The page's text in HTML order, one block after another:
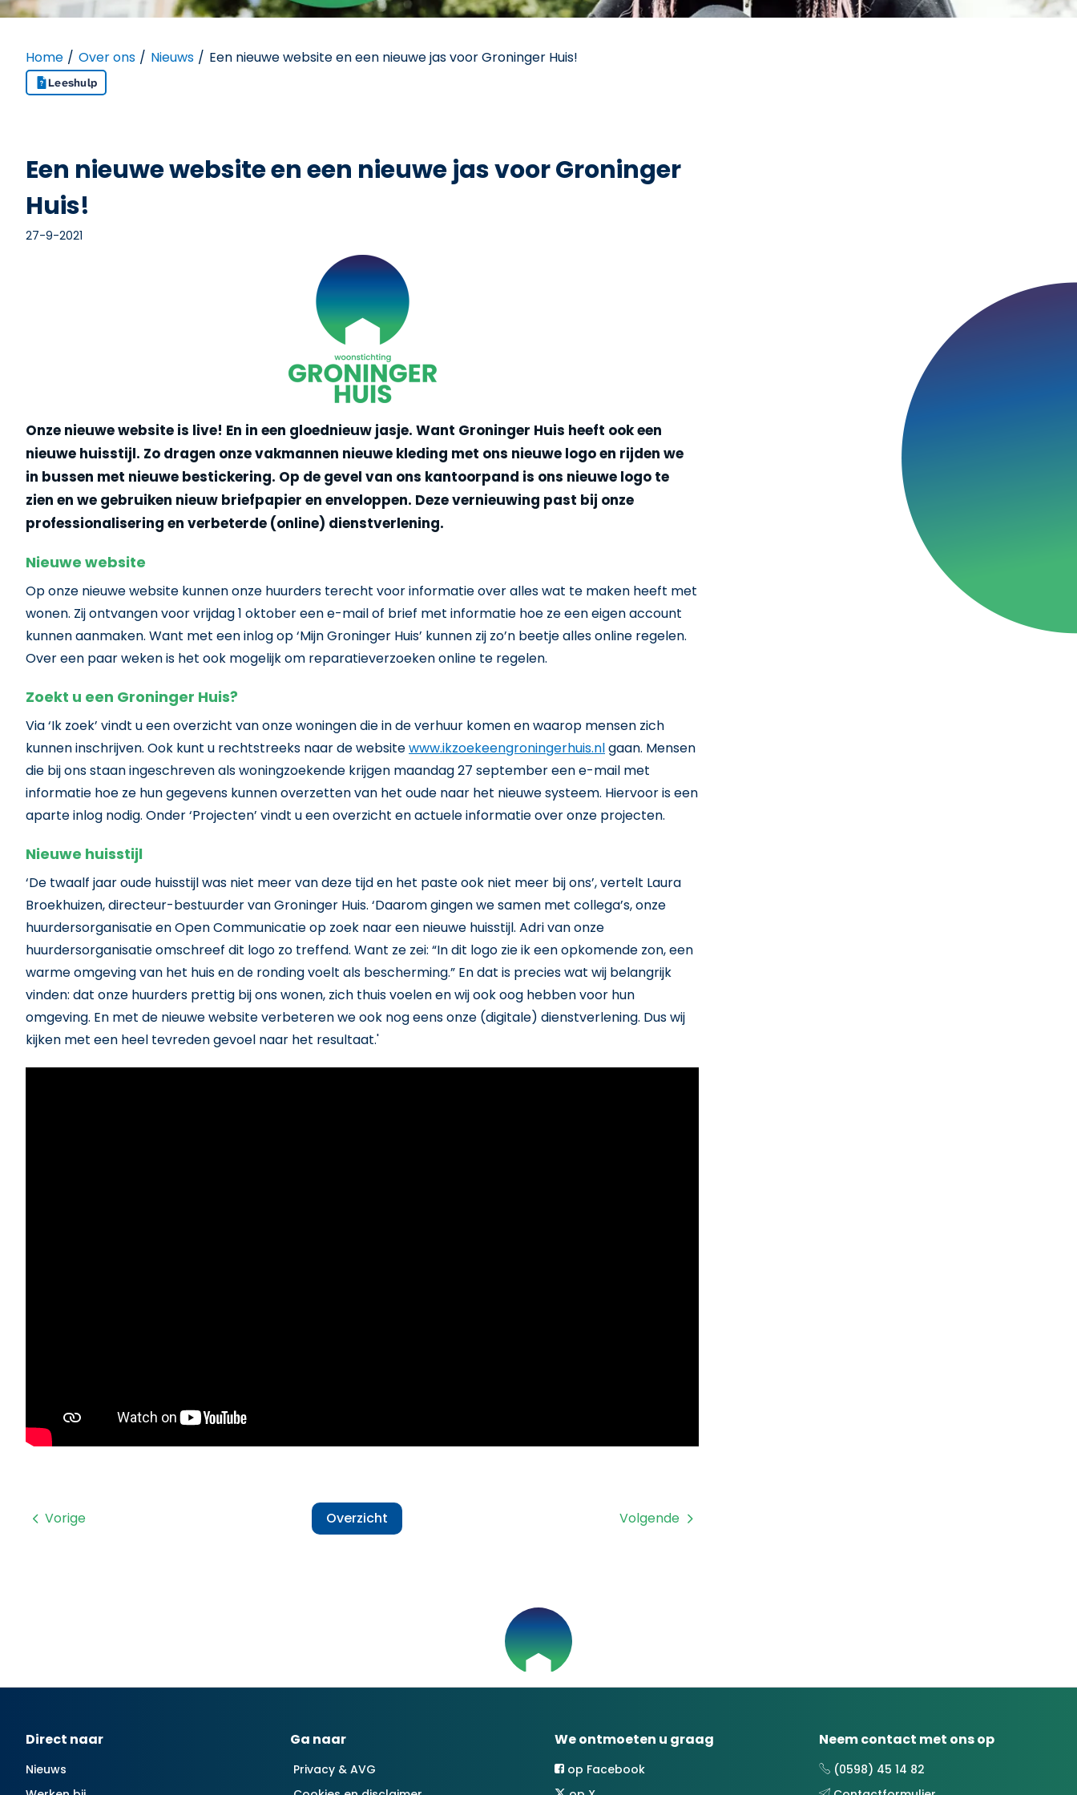
Home Over ons Nieuws Een nieuwe website en een nieuwe jas voor Groninger Huis!
Leeshulp
Een nieuwe website en een nieuwe jas voor Groninger
Huis!
27-9-2021
Onze nieuwe website is live! En in een gloednieuw jasje. Want Groninger Huis heeft ook een
nieuwe huisstijl. Zo dragen onze vakmannen nieuwe kleding met ons nieuwe logo en rijden we
in bussen met nieuwe bestickering. Op de gevel van ons kantoorpand is ons nieuwe logo te
zien en we gebruiken nieuw briefpapier en enveloppen. Deze vernieuwing past bij onze
professionalisering en verbeterde (online) dienstverlening.
Nieuwe website
Op onze nieuwe website kunnen onze huurders terecht voor informatie over alles wat te maken heeft met
wonen. Zij ontvangen voor vrijdag 1 oktober een e-mail of brief met informatie hoe ze een eigen account
kunnen aanmaken. Want met een inlog op ‘Mijn Groninger Huis’ kunnen zij zo’n beetje alles online regelen.
Over een paar weken is het ook mogelijk om reparatieverzoeken online te regelen.
Zoekt u een Groninger Huis?
Via ‘Ik zoek’ vindt u een overzicht van onze woningen die in de verhuur komen en waarop mensen zich
kunnen inschrijven. Ook kunt u rechtstreeks naar de websitewww.ikzoekeengroningerhuis.nlgaan. Mensen
die bij ons staan ingeschreven als woningzoekende krijgen maandag 27 september een e-mail met
informatie hoe ze hun gegevens kunnen overzetten van het oude naar het nieuwe systeem. Hiervoor is een
aparte inlog nodig. Onder ‘Projecten’ vindt u een overzicht en actuele informatie over onze projecten.
Nieuwe huisstijl
‘De twaalf jaar oude huisstijl was niet meer van deze tijd en het paste ook niet meer bij ons’, vertelt Laura
Broekhuizen, directeur-bestuurder van Groninger Huis. ‘Daarom gingen we samen met collega’s, onze
huurdersorganisatie en Open Communicatie op zoek naar een nieuwe huisstijl. Adri van onze
huurdersorganisatie omschreef dit logo zo treffend. Want ze zei: “In dit logo zie ik een opkomende zon, een
warme omgeving van het huis en de ronding voelt als bescherming.” En dat is precies wat wij belangrijk
vinden: dat onze huurders prettig bij ons wonen, zich thuis voelen en wij ook oog hebben voor hun
omgeving. En met de nieuwe website verbeteren we ook nog eens onze (digitale) dienstverlening. Dus wij
kijken met een heel tevreden gevoel naar het resultaat.'
Volgende
Overzicht
Vorige
Contactinformatie
Direct naar
Nieuws
Ga naar
Privacy & AVG
We ontmoeten u graag
op Facebook
Neem contact met ons op
(0598) 45 14 82